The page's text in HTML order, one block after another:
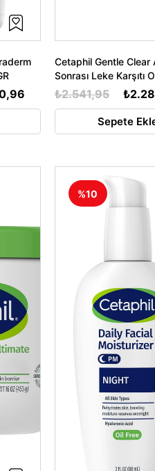
Cetaphil Gentle Clear
Sonrası Leke Karşıtı
Serumu 30ML
₺2.541,95
Sepete
%10